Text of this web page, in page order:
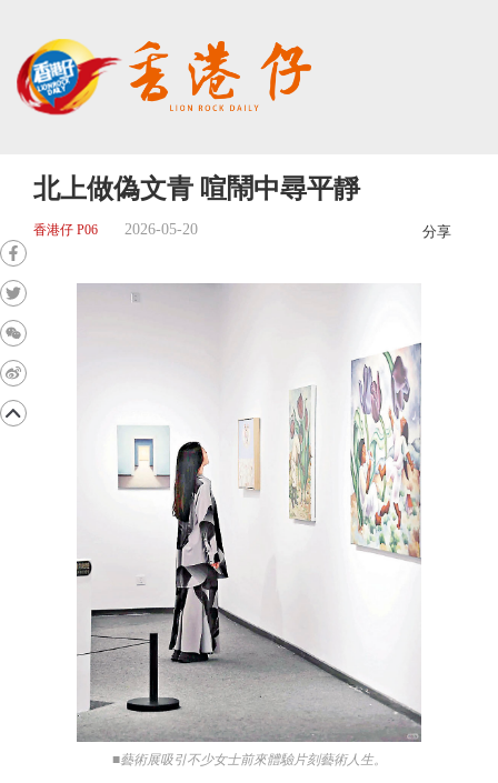
北上做偽文青 喧鬧中尋平靜
香港仔 P06 2026-05-20 分享
■藝術展吸引不少女士前來體驗片刻藝術人生。